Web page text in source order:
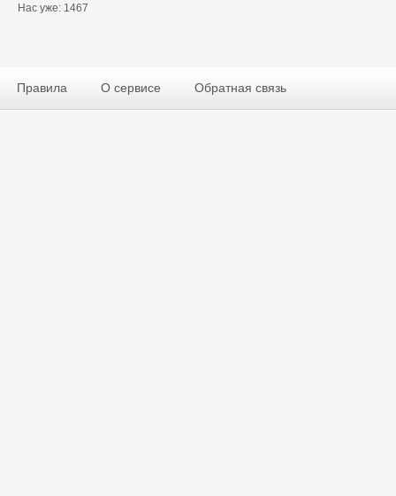
Нас уже: 1467
Правила О сервисе Обратная связь